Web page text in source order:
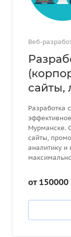
Веб-
сайты,
Разработка
Мурманске.
сайты,
аналитику и
от 150000